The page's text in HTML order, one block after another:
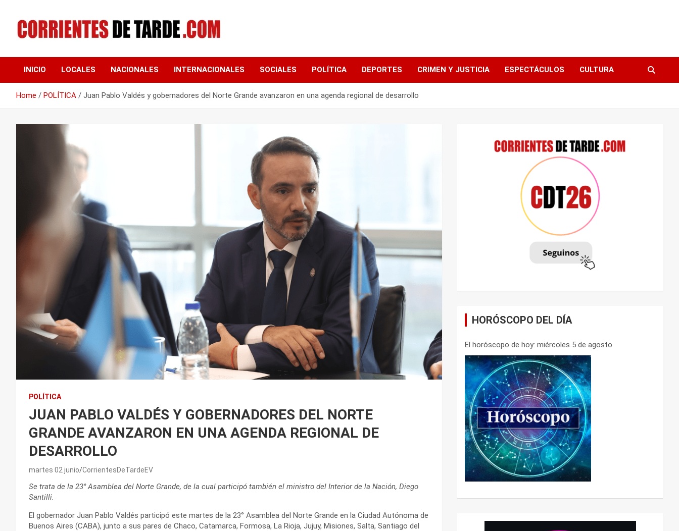
content
CORRIENTES DE
TARDE
INICIO LOCALES NACIONALES INTERNACIONALES SOCIALES POLÍTICA DEPORTES CRIMEN Y JUSTICIA ESPECTÁCULOS CULTURA
Home POLÍTICA Juan Pablo Valdés y gobernadores del Norte Grande avanzaron en una agenda regional de desarrollo
POLÍTICA
JUAN PABLO VALDÉS Y GOBERNADORES DEL NORTE
GRANDE AVANZARON EN UNA AGENDA REGIONAL DE
DESARROLLO
martes 02 junio CorrientesDeTardeEV
Se trata de la 23° Asamblea del Norte Grande, de la cual participó también el ministro del Interior de la Nación, Diego
Santilli.
El gobernador Juan Pablo Valdés participó este martes de la 23° Asamblea del Norte Grande en la Ciudad Autónoma de
Buenos Aires (CABA), junto a sus pares de Chaco, Catamarca, Formosa, La Rioja, Jujuy, Misiones, Salta, Santiago del
HORÓSCOPO DEL DÍA
El horóscopo de hoy: miércoles 5 de agosto